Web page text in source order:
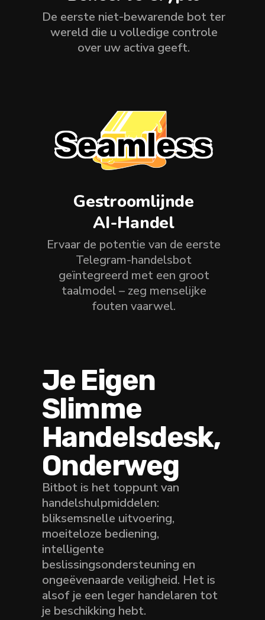
De eerste niet-bewarende bot ter
wereld die u volledige controle
over uw activa geeft.
Seamless
Gestroomlijnde
AI-Handel
Ervaar de potentie van de eerste
Telegram-handelsbot
geïntegreerd met een groot
taalmodel – zeg menselijke
fouten vaarwel.
Je Eigen
Slimme
Handelsdesk,
Onderweg
Bitbot is het toppunt van
handelshulpmiddelen:
bliksemsnelle uitvoering,
moeiteloze bediening,
intelligente
beslissingsondersteuning en
ongeëvenaarde veiligheid. Het is
alsof je een leger handelaren tot
je beschikking hebt.